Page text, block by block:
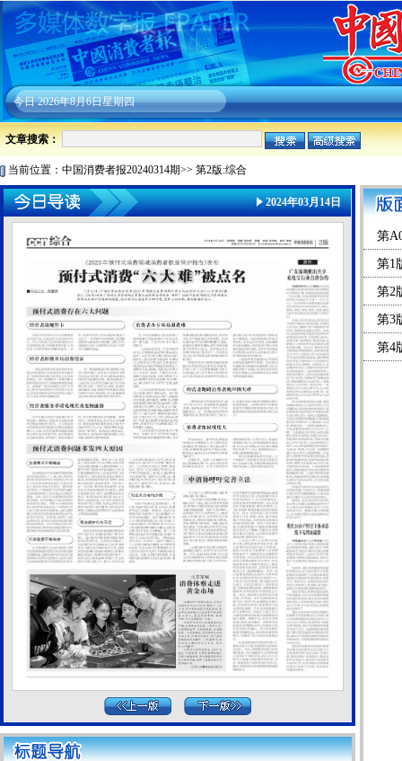
今日2026年8月6日星期四
文章搜索：
当前位置： 中国消费者报20240314期>> 第2版:综合
2024年03月14日
第
第1
第2
第3
第4